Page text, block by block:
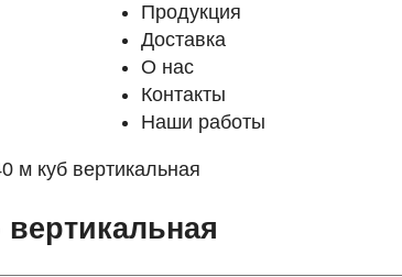
Продукция
Доставка
О нас
Контакты
Наши работы
м куб вертикальная